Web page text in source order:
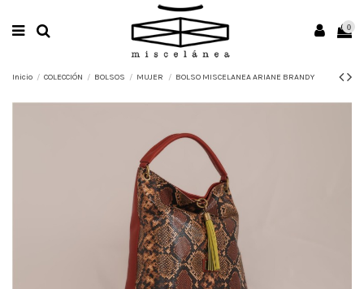
0
Inicio COLECCIÓN BOLSOS MUJER BOLSO MISCELANEA ARIANE BRANDY